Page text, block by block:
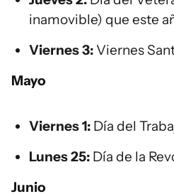
inamovible) que este
Viernes 3:Viernes
Mayo
Viernes 1: Día del
Lunes 25: Día de la
Junio